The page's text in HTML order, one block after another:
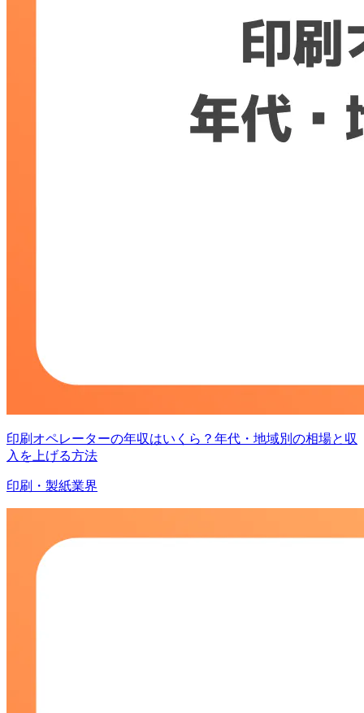
印刷オペレーターの年収はいくら？年代・地域別の相場と収
入を上げる方法
印刷・製紙業界